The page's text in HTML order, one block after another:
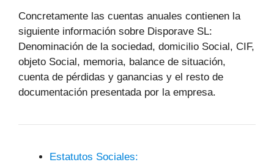
Concretamente las cuentas anuales contienen la
siguiente información sobre Disporave SL:
Denominación de la sociedad, domicilio Social, CIF,
objeto Social, memoria, balance de situación,
cuenta de pérdidas y ganancias y el resto de
documentación presentada por la empresa.
Estatutos Sociales: